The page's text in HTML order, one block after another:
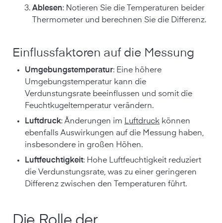
Ablesen: Notieren Sie die Temperaturen beider
Thermometer und berechnen Sie die Differenz.
Einflussfaktoren auf die Messung
Umgebungstemperatur: Eine höhere
Umgebungstemperatur kann die
Verdunstungsrate beeinflussen und somit die
Feuchtkugeltemperatur verändern.
Luftdruck: Änderungen im Luftdruck können
ebenfalls Auswirkungen auf die Messung haben,
insbesondere in großen Höhen.
Luftfeuchtigkeit: Hohe Luftfeuchtigkeit reduziert
die Verdunstungsrate, was zu einer geringeren
Differenz zwischen den Temperaturen führt.